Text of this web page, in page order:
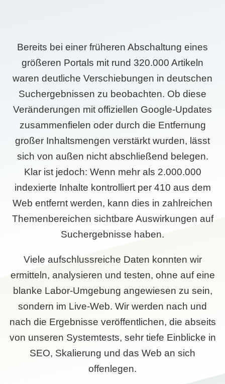
Bereits bei einer früheren Abschaltung eines
größeren Portals mit rund 320.000 Artikeln
waren deutliche Verschiebungen in deutschen
Suchergebnissen zu beobachten. Ob diese
Veränderungen mit offiziellen Google-Updates
zusammenfielen oder durch die Entfernung
großer Inhaltsmengen verstärkt wurden, lässt
sich von außen nicht abschließend belegen.
Klar ist jedoch: Wenn mehr als 2.000.000
indexierte Inhalte kontrolliert per 410 aus dem
Web entfernt werden, kann dies in zahlreichen
Themenbereichen sichtbare Auswirkungen auf
Suchergebnisse haben.
Viele aufschlussreiche Daten konnten wir
ermitteln, analysieren und testen, ohne auf eine
blanke Labor-Umgebung angewiesen zu sein,
sondern im Live-Web. Wir werden nach und
nach die Ergebnisse veröffentlichen, die abseits
von unseren Systemtests, sehr tiefe Einblicke in
SEO, Skalierung und das Web an sich
offenlegen.